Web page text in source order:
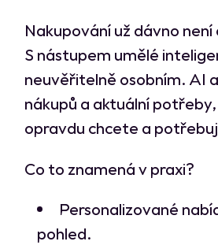
Nakupování už dávno
S nástupem umělé
neuvěřitelně osobním. AI
nákupů a aktuální
opravdu chcete a
Co to znamená v praxi?
Personalizované
pohled.